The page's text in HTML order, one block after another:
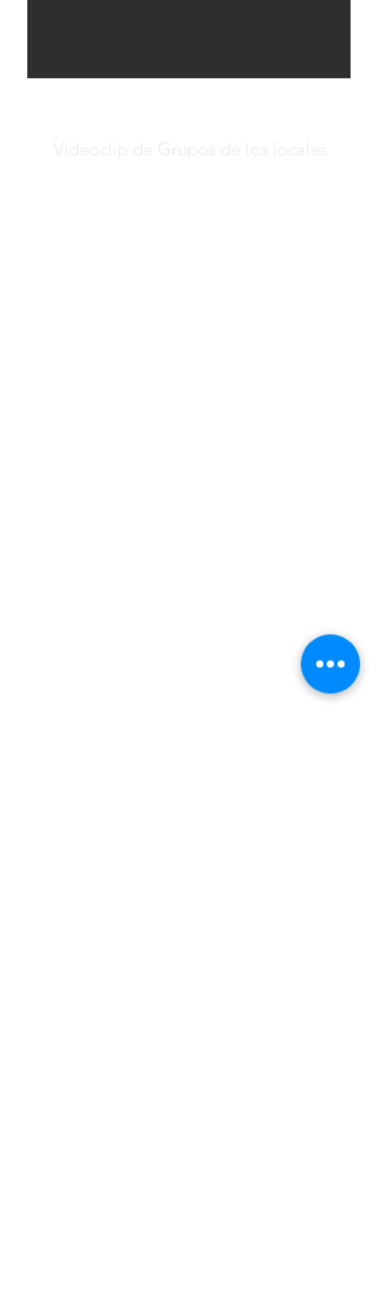
Videoclip de Grupos de los locales